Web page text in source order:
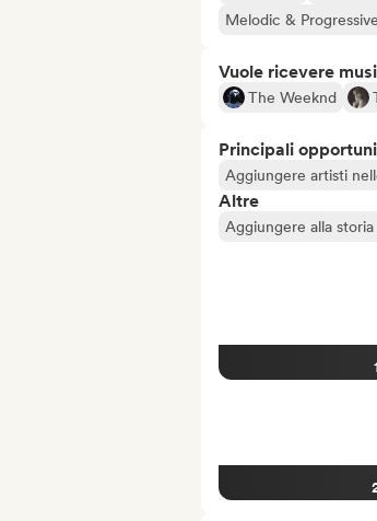
Melodic &
Vuole ricevere
The Weeknd
Principali
Aggiungere artisti
Altre
Aggiungere alla